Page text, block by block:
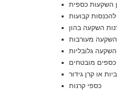
השקעות כספית
קבועות
השקעה בהון
השקעה מעורבות
גלובליות
כספים מובטחים
או קרן גידור
כספי קרנות